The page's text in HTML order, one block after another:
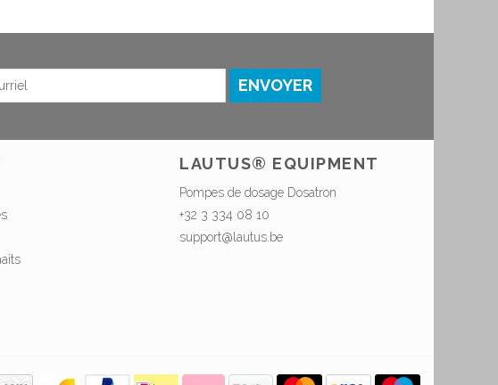
ENVOYER
LAUTUS® EQUIPMENT
Pompes de dosage Dosatron
+32 3 334 08 10
support@lautus.be